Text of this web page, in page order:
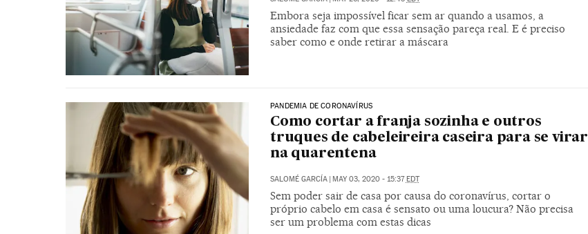
Embora seja impossível ficar sem ar quando a usamos, a
ansiedade faz com que essa sensação pareça real. E é preciso
saber como e onde retirar a máscara
PANDEMIA DE CORONAVÍRUS
Como cortar a franja sozinha e outros
truques de cabeleireira caseira para se virar
na quarentena
SALOMÉ GARCÍA | MAY 03, 2020 - 15:37EDT
Sem poder sair de casa por causa do coronavírus, cortar o
próprio cabelo em casa é sensato ou uma loucura? Não precisa
ser um problema com estas dicas